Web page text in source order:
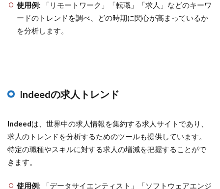
使用例: 「リモートワーク」「転職」「求人」などのキーワ
ードのトレンドを調べ、どの時期に関心が高まっているか
を分析します。
Indeedの求人トレンド
Indeedは、世界中の求人情報を集約する求人サイトであり、
求人のトレンドを分析するためのツールも提供しています。
特定の職種やスキルに対する求人の増減を把握することがで
きます。
使用例: 「データサイエンティスト」「ソフトウェアエンジ